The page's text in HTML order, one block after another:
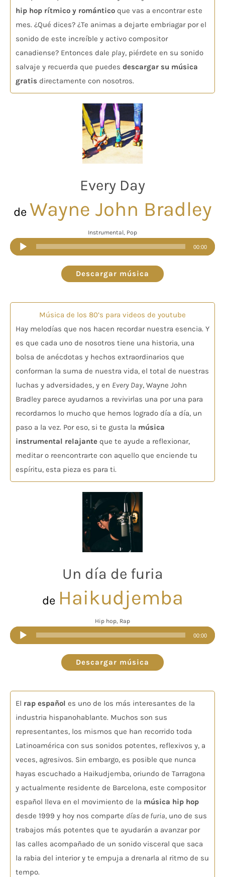
hip hop rítmico y romántico que vas a encontrar este
mes. ¿Qué dices? ¿Te animas a dejarte embriagar por el
sonido de este increíble y activo compositor
canadiense? Entonces dale play, piérdete en su sonido
salvaje y recuerda que puedes descargar su música
gratis directamente con nosotros.
Every Day
de Wayne John Bradley
Instrumental, Pop
Reproductor
de
audio
00:00
Descargar música
Música de los 80’s para videos de youtube
Hay melodías que nos hacen recordar nuestra esencia. Y
es que cada uno de nosotros tiene una historia, una
bolsa de anécdotas y hechos extraordinarios que
conforman la suma de nuestra vida, el total de nuestras
luchas y adversidades, y en Every Day, Wayne John
Bradley parece ayudarnos a revivirlas una por una para
recordarnos lo mucho que hemos logrado día a día, un
paso a la vez. Por eso, si te gusta la música
instrumental relajante que te ayude a reflexionar,
meditar o reencontrarte con aquello que enciende tu
espíritu, esta pieza es para ti.
Un día de furia
de Haikudjemba
Hip hop, Rap
Reproductor
de
audio
00:00
Descargar música
El rap español es uno de los más interesantes de la
industria hispanohablante. Muchos son sus
representantes, los mismos que han recorrido toda
Latinoamérica con sus sonidos potentes, reflexivos y, a
veces, agresivos. Sin embargo, es posible que nunca
hayas escuchado a Haikudjemba, oriundo de Tarragona
y actualmente residente de Barcelona, este compositor
español lleva en el movimiento de la música hip hop
desde 1999 y hoy nos comparte días de furia, uno de sus
trabajos más potentes que te ayudarán a avanzar por
las calles acompañado de un sonido visceral que saca
la rabia del interior y te empuja a drenarla al ritmo de su
tempo.